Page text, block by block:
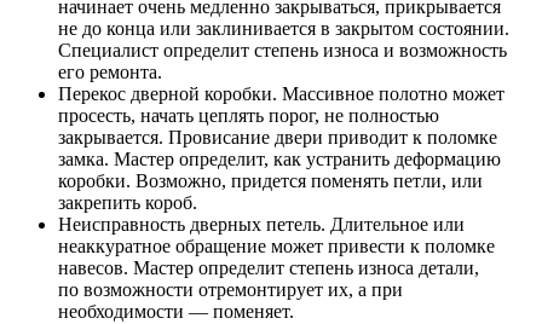
начинает очень медленно закрываться, прикрывается
не до конца или заклинивается в закрытом состоянии.
Специалист определит степень износа и возможность
его ремонта.
Перекос дверной коробки. Массивное полотно может
просесть, начать цеплять порог, не полностью
закрывается. Провисание двери приводит к поломке
замка. Мастер определит, как устранить деформацию
коробки. Возможно, придется поменять петли, или
закрепить короб.
Неисправность дверных петель. Длительное или
неаккуратное обращение может привести к поломке
навесов. Мастер определит степень износа детали,
по возможности отремонтирует их, а при
необходимости — поменяет.